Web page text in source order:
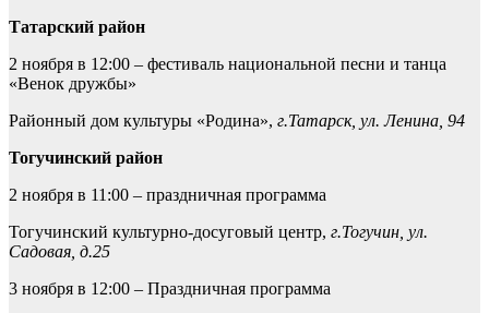
Татарский район
2 ноября в 12:00 – фестиваль национальной песни и танца
«Венок дружбы»
Районный дом культуры «Родина», г.Татарск, ул. Ленина, 94
Тогучинский район
2 ноября в 11:00 – праздничная программа
Тогучинский культурно-досуговый центр, г.Тогучин, ул.
Садовая, д.25
3 ноября в 12:00 – Праздничная программа